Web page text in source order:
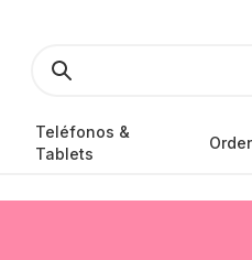
Teléfonos &
Tablets